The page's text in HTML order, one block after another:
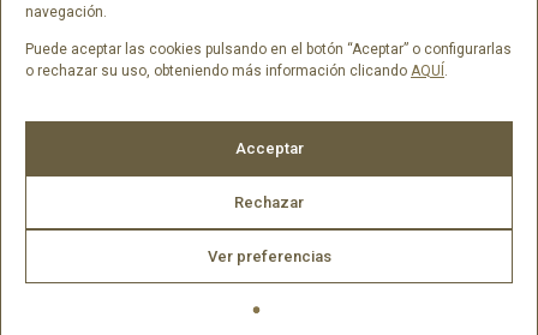
navegación.
Puede aceptar las cookies pulsando en el botón “Aceptar” o configurarlas
o rechazar su uso, obteniendo más información clicando AQUÍ.
Acceptar
Rechazar
Ver preferencias
ES2026 © Catedral de Santiago de Compostela -